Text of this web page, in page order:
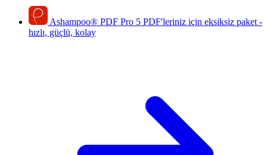
Ashampoo® PDF Pro 5 PDF'leriniz için eksiksiz paket -
hızlı, güçlü, kolay